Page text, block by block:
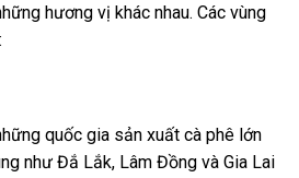
hương vị khác nhau. Các vùng
quốc gia sản xuất cà phê lớn
như Đắ Lắk, Lâm Đồng và Gia Lai